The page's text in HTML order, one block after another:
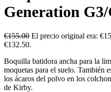
Generation
€155.00 El precio original era:
€132.50.
Boquilla batidora ancha para la
moquetas para el suelo. También
los ácaros del polvo en los
de Kirby.